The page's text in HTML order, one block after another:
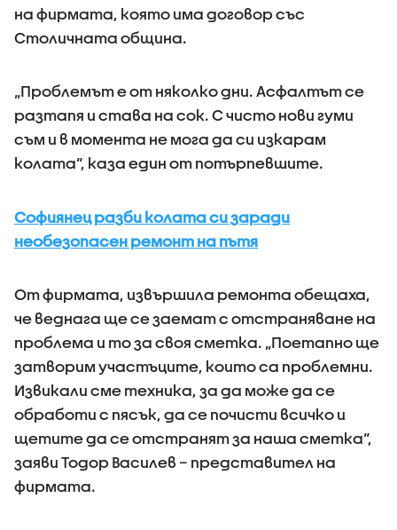
на фирмата, която има договор със
Столичната община.
„Проблемът е от няколко дни. Асфалтът се
разтапя и става на сок. С чисто нови гуми
съм и в момента не мога да си изкарам
колата“, каза един от потърпевшите.
Софиянец разби колата си заради
необезопасен ремонт на пътя
От фирмата, извършила ремонта обещаха,
че веднага ще се заемат с отстраняване на
проблема и то за своя сметка. „Поетапно ще
затворим участъците, които са проблемни.
Извикали сме техника, за да може да се
обработи с пясък, да се почисти всичко и
щетите да се отстранят за наша сметка“,
заяви Тодор Василев – представител на
фирмата.